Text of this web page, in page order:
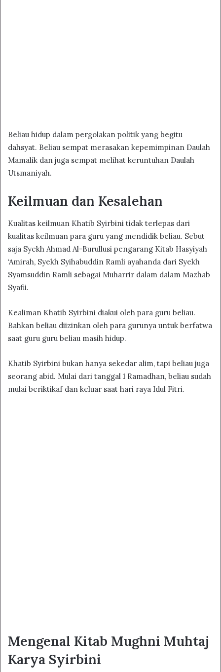
Beliau hidup dalam pergolakan politik yang begitu
dahsyat. Beliau sempat merasakan kepemimpinan Daulah
Mamalik dan juga sempat melihat keruntuhan Daulah
Utsmaniyah.
Keilmuan dan Kesalehan
Kualitas keilmuan Khatib Syirbini tidak terlepas dari
kualitas keilmuan para guru yang mendidik beliau. Sebut
saja Syekh Ahmad Al-Burullusi pengarang Kitab Hasyiyah
‘Amirah, Syekh Syihabuddin Ramli ayahanda dari Syekh
Syamsuddin Ramli sebagai Muharrir dalam dalam Mazhab
Syafii.
Kealiman Khatib Syirbini diakui oleh para guru beliau.
Bahkan beliau diizinkan oleh para gurunya untuk berfatwa
saat guru guru beliau masih hidup.
Khatib Syirbini bukan hanya sekedar alim, tapi beliau juga
seorang abid. Mulai dari tanggal 1 Ramadhan, beliau sudah
mulai beriktikaf dan keluar saat hari raya Idul Fitri.
Mengenal Kitab Mughni Muhtaj
Karya Syirbini